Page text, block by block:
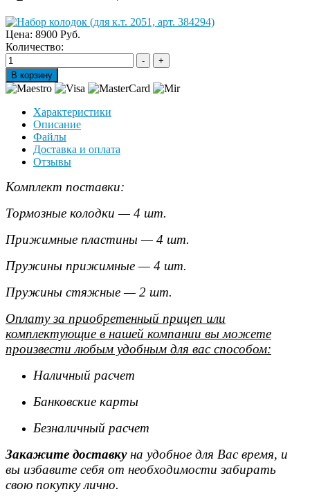
Цена: 8900 Руб.
Количество:
Характеристики
Описание
Файлы
Доставка и оплата
Отзывы
Комплект поставки:
Тормозные колодки — 4 шт.
Прижимные пластины — 4 шт.
Пружины прижимные — 4 шт.
Пружины стяжные — 2 шт.
Оплату за приобретенный прицеп или
комплектующие в нашей компании вы можете
произвести любым удобным для вас способом:
Наличный расчет
Банковские карты
Безналичный расчет
Закажите доставкуна удобное для Вас время, и
вы избавите себя от необходимости забирать
свою покупку лично.